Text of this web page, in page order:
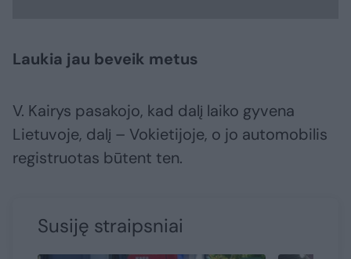
Laukia jau beveik metus
V. Kairys pasakojo, kad dalį laiko gyvena
Lietuvoje, dalį – Vokietijoje, o jo automobilis
registruotas būtent ten.
Susiję straipsniai